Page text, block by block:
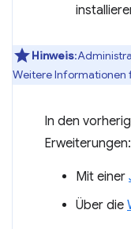
Hinweis
Weitere Informationen
In den
Erweiterungen:
Mit einer
Über die